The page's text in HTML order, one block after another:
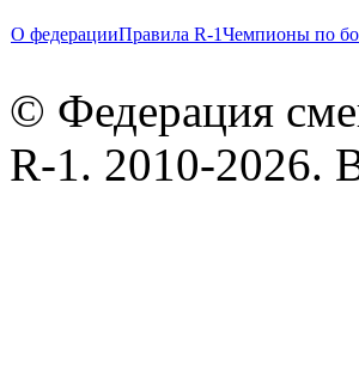
О федерацииПравила R-1Чемпионы по
© Федерация
R-1. 2010-2026.